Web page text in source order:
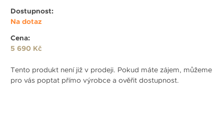
Dostupnost:
Na dotaz
Cena:
5 690 Kč
Tento produkt není již v prodeji. Pokud máte zájem, můžeme
pro vás poptat přímo výrobce a ověřit dostupnost.